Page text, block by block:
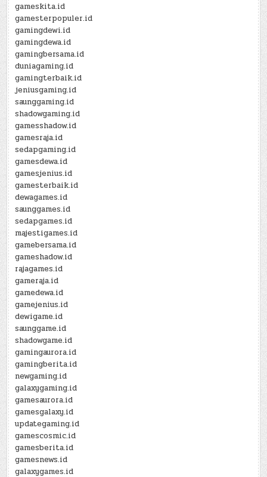
gameskita.id
gamesterpopuler.id
gamingdewi.id
gamingdewa.id
gamingbersama.id
duniagaming.id
gamingterbaik.id
jeniusgaming.id
saunggaming.id
shadowgaming.id
gamesshadow.id
gamesraja.id
sedapgaming.id
gamesdewa.id
gamesjenius.id
gamesterbaik.id
dewagames.id
saunggames.id
sedapgames.id
majestigames.id
gamebersama.id
gameshadow.id
rajagames.id
gameraja.id
gamedewa.id
gamejenius.id
dewigame.id
saunggame.id
shadowgame.id
gamingaurora.id
gamingberita.id
newgaming.id
galaxygaming.id
gamesaurora.id
gamesgalaxy.id
updategaming.id
gamescosmic.id
gamesberita.id
gamesnews.id
galaxygames.id